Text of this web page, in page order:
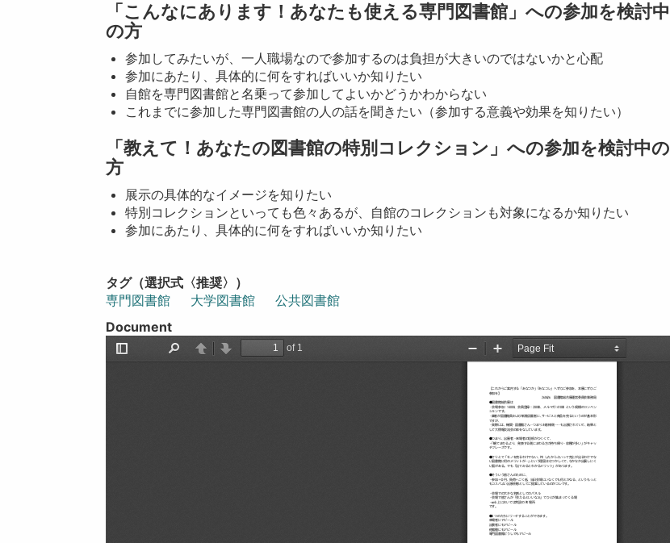
「こんなにあります！あなたも使える専門図書館」への参加を検討中
の方
参加してみたいが、一人職場なので参加するのは負担が大きいのではないかと心配
参加にあたり、具体的に何をすればいいか知りたい
自館を専門図書館と名乗って参加してよいかどうかわからない
これまでに参加した専門図書館の人の話を聞きたい（参加する意義や効果を知りたい）
「教えて！あなたの図書館の特別コレクション」への参加を検討中の
方
展示の具体的なイメージを知りたい
特別コレクションといっても色々あるが、自館のコレクションも対象になるか知りたい
参加にあたり、具体的に何をすればいいか知りたい
タグ（選択式〈推奨〉）
専門図書館
大学図書館 公共図書館
Document